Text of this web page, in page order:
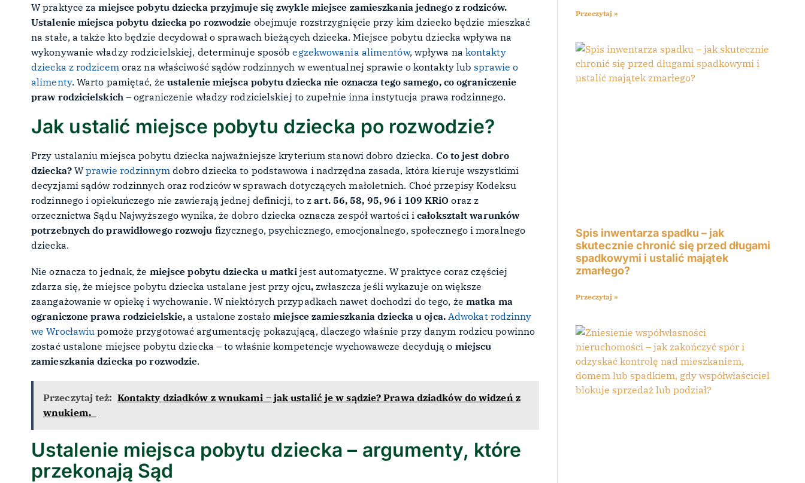
W praktyce za miejsce pobytu dziecka przyjmuje się zwykle miejsce zamieszkania jednego z rodziców.
Ustalenie miejsca pobytu dziecka po rozwodzie obejmuje rozstrzygnięcie przy kim dziecko będzie mieszkać
na stałe, a także kto będzie decydował o sprawach bieżących dziecka. Miejsce pobytu dziecka wpływa na
wykonywanie władzy rodzicielskiej, determinuje sposóbegzekwowania alimentów, wpływa na kontakty
dziecka z rodzicem oraz na właściwość sądów rodzinnych w ewentualnej sprawie o kontakty lub sprawie o
alimenty. Warto pamiętać, że ustalenie miejsca pobytu dziecka nie oznacza tego samego, co ograniczenie
praw rodzicielskich – ograniczenie władzy rodzicielskiej to zupełnie inna instytucja prawa rodzinnego.
Jak ustalić miejsce pobytu dziecka po rozwodzie?
Przy ustalaniu miejsca pobytu dziecka najważniejsze kryterium stanowi dobro dziecka. Co to jest dobro
dziecka? Wprawie rodzinnymdobro dziecka to podstawowa i nadrzędna zasada, która kieruje wszystkimi
decyzjami sądów rodzinnych oraz rodziców w sprawach dotyczących małoletnich. Choć przepisy Kodeksu
rodzinnego i opiekuńczego nie zawierają jednej definicji, to zart. 56, 58, 95, 96 i 109 KRiO oraz z
orzecznictwa Sądu Najwyższego wynika, że dobro dziecka oznacza zespół wartości icałokształt warunków
potrzebnych do prawidłowego rozwoju fizycznego, psychicznego, emocjonalnego, społecznego i moralnego
dziecka.
Nie oznacza to jednak, że miejsce pobytu dziecka u matkijest automatyczne. W praktyce coraz częściej
zdarza się, że miejsce pobytu dziecka ustalane jest przy ojcu, zwłaszcza jeśli wykazuje on większe
zaangażowanie w opiekę i wychowanie. W niektórych przypadkach nawet dochodzi do tego, że matka ma
ograniczone prawa rodzicielskie,a ustalone zostało miejsce zamieszkania dziecka u ojca. Adwokat rodzinny
we Wrocławiu pomoże przygotować argumentację pokazującą, dlaczego właśnie przy danym rodzicu powinno
zostać ustalone miejsce pobytu dziecka – to właśnie kompetencje wychowawcze decydują o miejscu
zamieszkania dziecka po rozwodzie.
Przeczytaj też: Kontakty dziadków z wnukami – jak ustalić je w sądzie? Prawa dziadków do widzeń z
wnukiem.
Ustalenie miejsca pobytu dziecka – argumenty, które
przekonają Sąd
Przeczytaj »
Spis inwentarza spadku – jak
skutecznie chronić się przed długami
spadkowymi i ustalić majątek
zmarłego?
Przeczytaj »